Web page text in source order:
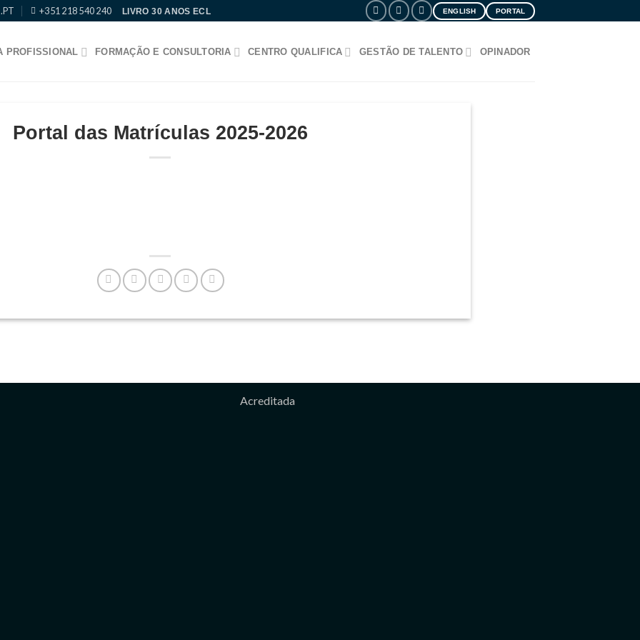
+351 218 540 240 LIVRO 30 ANOS ECL ENGLISH PORTAL
PROFISSIONAL FORMAÇÃO E CONSULTORIA CENTRO QUALIFICA GESTÃO DE TALENTO OPINADOR
Portal das Matrículas 2025-2026
Acreditada